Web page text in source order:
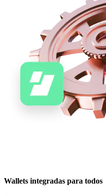
Wallets integradas para todos